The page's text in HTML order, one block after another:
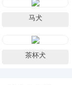
马犬
茶杯犬